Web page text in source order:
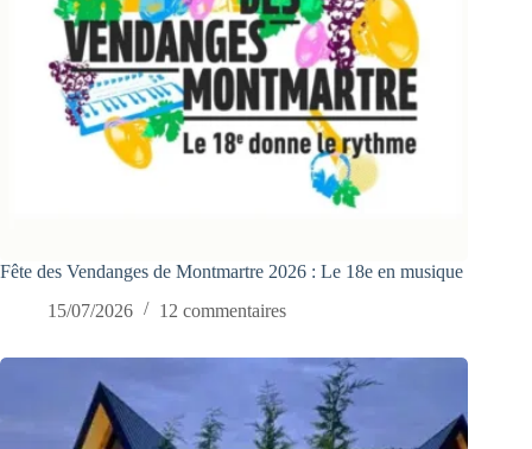
Fête des Vendanges de Montmartre 2026 : Le 18e en musique
15/07/2026
12 commentaires